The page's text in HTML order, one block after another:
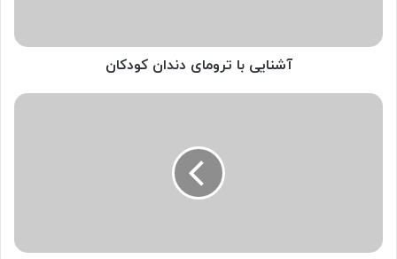
آشنایی با ترومای دندان کودکان
محافظ
بررسی